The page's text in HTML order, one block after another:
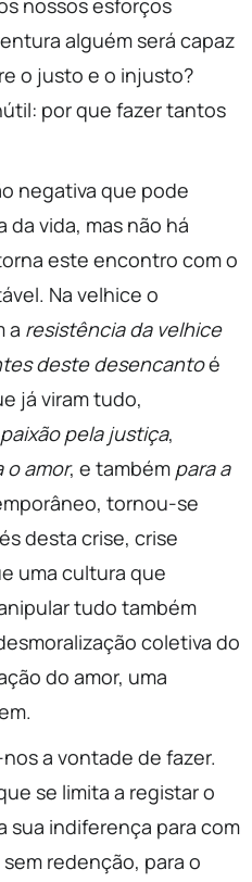
nossos esforços
alguém será capaz
o justo e o injusto?
por que fazer tantos
negativa que pode
da vida, mas não há
este encontro com o
Na velhice o
a resistência da velhice
deste desencantoé
já viram tudo,
pela justiça,
o amor, e também para a
tornou-se
desta crise, crise
uma cultura que
tudo também
coletiva do
do amor, uma
a vontade de fazer.
se limita a registar o
sua indiferença para com
redenção, para o